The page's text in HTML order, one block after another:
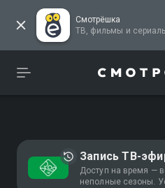
Смотрёшка
ТВ, фильмы и
Запись ТВ-
Доступ на время —
неполные сезоны.